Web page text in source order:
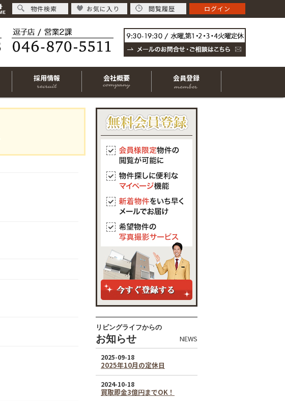
採用情報 会社概要 会員登録
リビングライフからの
お知らせ NEWS
物件検索 お気に入り 閲覧履歴 ログイン